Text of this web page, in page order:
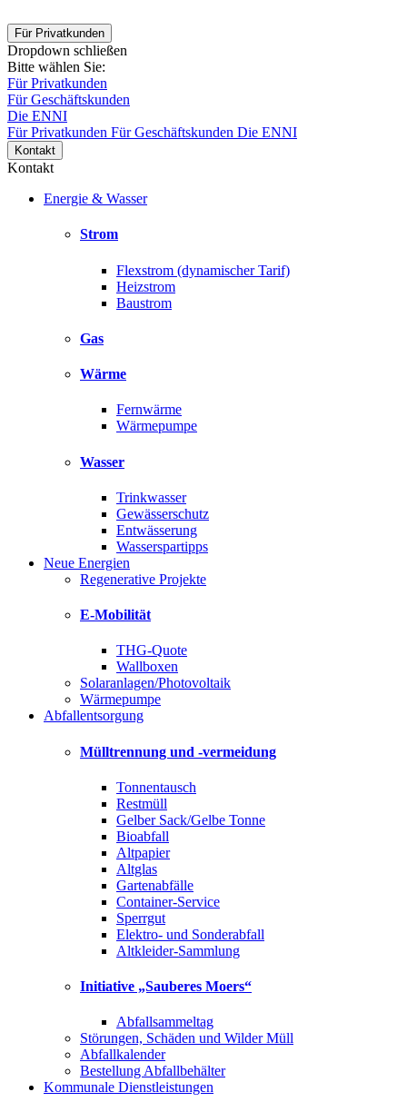
Für Privatkunden
Dropdown schließen
Bitte wählen Sie:
Für Privatkunden
Für Geschäftskunden
Die ENNI
Für Privatkunden Für Geschäftskunden Die ENNI
Kontakt
Kontakt
Energie & Wasser
Strom
Flexstrom (dynamischer Tarif)
Heizstrom
Baustrom
Gas
Wärme
Fernwärme
Wärmepumpe
Wasser
Trinkwasser
Gewässerschutz
Entwässerung
Wasserspartipps
Neue Energien
Regenerative Projekte
E-Mobilität
THG-Quote
Wallboxen
Solaranlagen/Photovoltaik
Wärmepumpe
Abfallentsorgung
Mülltrennung und -vermeidung
Tonnentausch
Restmüll
Gelber Sack/Gelbe Tonne
Bioabfall
Altpapier
Altglas
Gartenabfälle
Container-Service
Sperrgut
Elektro- und Sonderabfall
Altkleider-Sammlung
Initiative „Sauberes Moers“
Abfallsammeltag
Störungen, Schäden und Wilder Müll
Abfallkalender
Bestellung Abfallbehälter
Kommunale Dienstleistungen